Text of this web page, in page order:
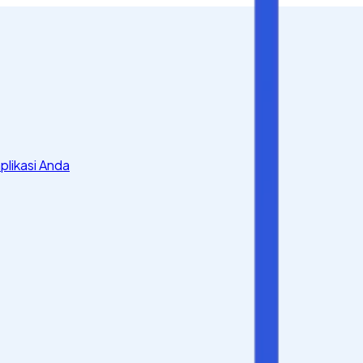
Anda